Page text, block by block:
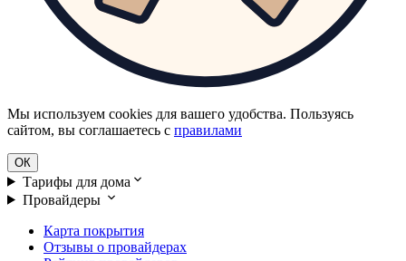
Мы используем cookies для вашего удобства. Пользуясь
сайтом, вы соглашаетесь с правилами
ОК
Тарифы для дома
Провайдеры
Карта покрытия
Отзывы о провайдерах